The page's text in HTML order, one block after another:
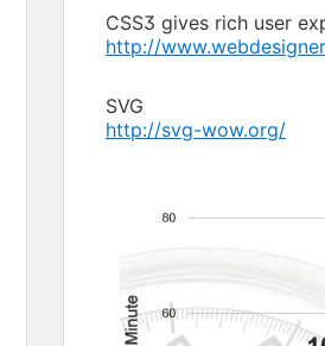
CSS3 gives rich user
http://
SVG
http://svg-wow.org/